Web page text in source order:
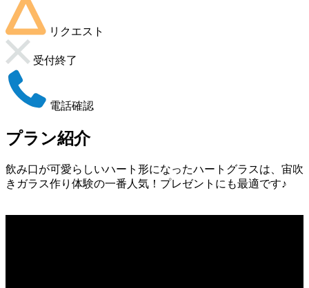
リクエスト
受付終了
電話確認
プラン紹介
飲み口が可愛らしいハート形になったハートグラスは、宙吹
きガラス作り体験の一番人気！プレゼントにも最適です♪